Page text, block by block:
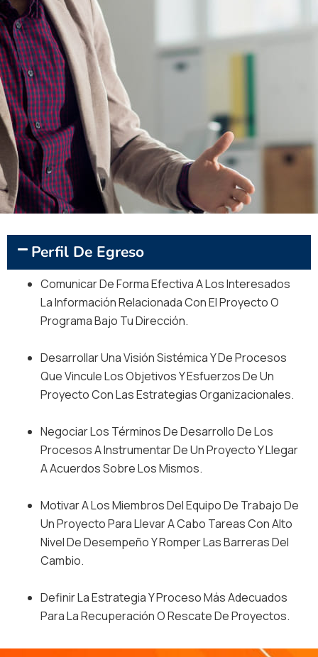
ISEP EMPRENDE
Formación Continua
Formación Adicional Totalmente Optativa Y Sin Costo
Alguno Para Nuestros Alumnos, Que Les Permite
Desarrollar Competencias Para Destacar
Perfil De Egreso
Comunicar De Forma Efectiva A Los Interesados
La Información Relacionada Con El Proyecto O
Programa Bajo Tu Dirección.
Desarrollar Una Visión Sistémica Y De Procesos
Que Vincule Los Objetivos Y Esfuerzos De Un
Proyecto Con Las Estrategias Organizacionales.
Negociar Los Términos De Desarrollo De Los
Procesos A Instrumentar De Un Proyecto Y Llegar
A Acuerdos Sobre Los Mismos.
Motivar A Los Miembros Del Equipo De Trabajo De
Un Proyecto Para Llevar A Cabo Tareas Con Alto
Nivel De Desempeño Y Romper Las Barreras Del
Cambio.
Definir La Estrategia Y Proceso Más Adecuados
Para La Recuperación O Rescate De Proyectos.